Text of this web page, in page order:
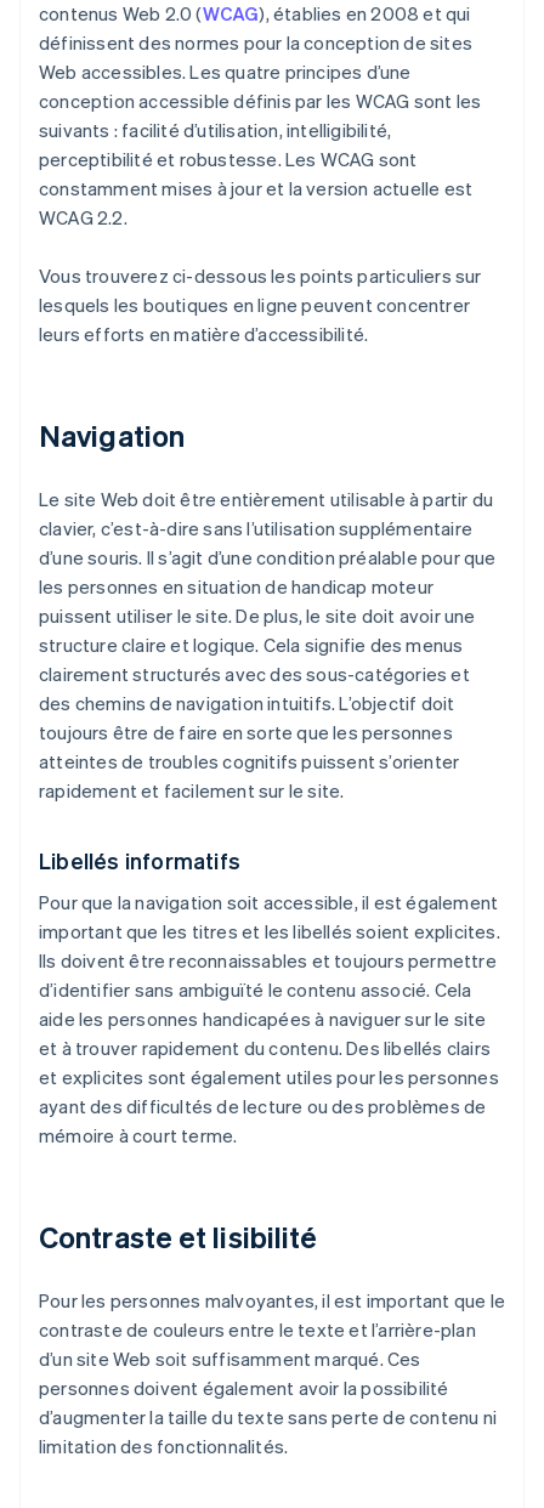
contenus Web 2.0 (WCAG), établies en 2008 et qui
définissent des normes pour la conception de sites
Web accessibles. Les quatre principes d’une
conception accessible définis par les WCAG sont les
suivants : facilité d’utilisation, intelligibilité,
perceptibilité et robustesse. Les WCAG sont
constamment mises à jour et la version actuelle est
WCAG 2.2.
Vous trouverez ci-dessous les points particuliers sur
lesquels les boutiques en ligne peuvent concentrer
leurs efforts en matière d’accessibilité.
Navigation
Le site Web doit être entièrement utilisable à partir du
clavier, c’est-à-dire sans l’utilisation supplémentaire
d’une souris. Il s’agit d’une condition préalable pour que
les personnes en situation de handicap moteur
puissent utiliser le site. De plus, le site doit avoir une
structure claire et logique. Cela signifie des menus
clairement structurés avec des sous-catégories et
des chemins de navigation intuitifs. L’objectif doit
toujours être de faire en sorte que les personnes
atteintes de troubles cognitifs puissent s’orienter
rapidement et facilement sur le site.
Libellés informatifs
Pour que la navigation soit accessible, il est également
important que les titres et les libellés soient explicites.
Ils doivent être reconnaissables et toujours permettre
d’identifier sans ambiguïté le contenu associé. Cela
aide les personnes handicapées à naviguer sur le site
et à trouver rapidement du contenu. Des libellés clairs
et explicites sont également utiles pour les personnes
ayant des difficultés de lecture ou des problèmes de
mémoire à court terme.
Contraste et lisibilité
Pour les personnes malvoyantes, il est important que le
contraste de couleurs entre le texte et l’arrière-plan
d’un site Web soit suffisamment marqué. Ces
personnes doivent également avoir la possibilité
d’augmenter la taille du texte sans perte de contenu ni
limitation des fonctionnalités.